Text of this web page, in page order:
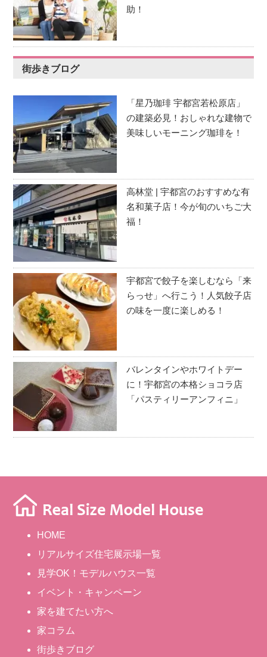
助！
街歩きブログ
「星乃珈琲 宇都宮若松原店」
の建築必見！おしゃれな建物で
美味しいモーニング珈琲を！
高林堂 | 宇都宮のおすすめな有
名和菓子店！今が旬のいちご大
福！
宇都宮で餃子を楽しむなら「来
らっせ」へ行こう！人気餃子店
の味を一度に楽しめる！
バレンタインやホワイトデー
に！宇都宮の本格ショコラ店
「パスティリーアンフィニ」
HOME
リアルサイズ住宅展示場一覧
見学OK！モデルハウス一覧
イベント・キャンペーン
家を建てたい方へ
家コラム
街歩きブログ